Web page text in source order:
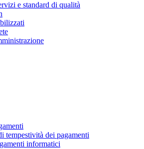
e standard di qualità
tempestività dei pagamenti
informatici